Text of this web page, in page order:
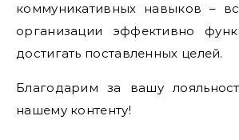
коммуникативных навыков –
организации эффективно
достигать поставленных целей.
Благодарим за вашу
нашему контенту!